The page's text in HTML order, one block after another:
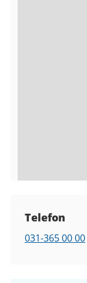
Telefon
Telefon
031-365 00 00